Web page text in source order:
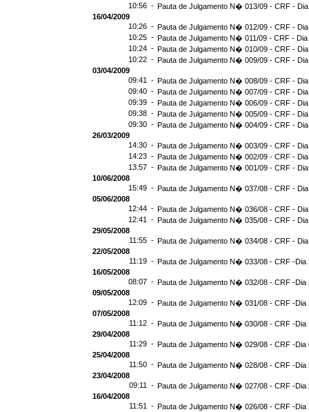
10:56 - Pauta de Julgamento N� 013/09 - CRF -
16/04/2009
10:26 - Pauta de Julgamento N� 012/09 - CRF -
10:25 - Pauta de Julgamento N� 011/09 - CRF - Dia
10:24 - Pauta de Julgamento N� 010/09 - CRF -
10:22 - Pauta de Julgamento N� 009/09 - CRF -
03/04/2009
09:41 - Pauta de Julgamento N� 008/09 - CRF -
09:40 - Pauta de Julgamento N� 007/09 - CRF -
09:39 - Pauta de Julgamento N� 006/09 - CRF -
09:38 - Pauta de Julgamento N� 005/09 - CRF -
09:30 - Pauta de Julgamento N� 004/09 - CRF -
26/03/2009
14:30 - Pauta de Julgamento N� 003/09 - CRF -
14:23 - Pauta de Julgamento N� 002/09 - CRF -
13:57 - Pauta de Julgamento N� 001/09 - CRF -
10/06/2008
15:49 - Pauta de Julgamento N� 037/08 - CRF -
05/06/2008
12:44 - Pauta de Julgamento N� 036/08 - CRF - Dia
12:41 - Pauta de Julgamento N� 035/08 - CRF -
29/05/2008
11:55 - Pauta de Julgamento N� 034/08 - CRF -
22/05/2008
11:19 - Pauta de Julgamento N� 033/08 - CRF -Dia
16/05/2008
08:07 - Pauta de Julgamento N� 032/08 - CRF -Dia
09/05/2008
12:09 - Pauta de Julgamento N� 031/08 - CRF -Dia
07/05/2008
11:12 - Pauta de Julgamento N� 030/08 - CRF -Dia
29/04/2008
11:29 - Pauta de Julgamento N� 029/08 - CRF -Dia
25/04/2008
11:50 - Pauta de Julgamento N� 028/08 - CRF -Dia
23/04/2008
09:11 - Pauta de Julgamento N� 027/08 - CRF -Dia
16/04/2008
11:51 - Pauta de Julgamento N� 026/08 - CRF -Dia